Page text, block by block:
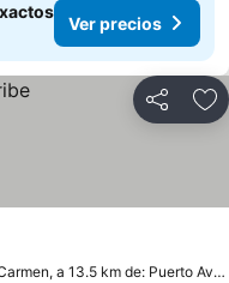
Ver precios
Compartir
Playa del Carmen, a 13.5 km de: Puerto Aventuras